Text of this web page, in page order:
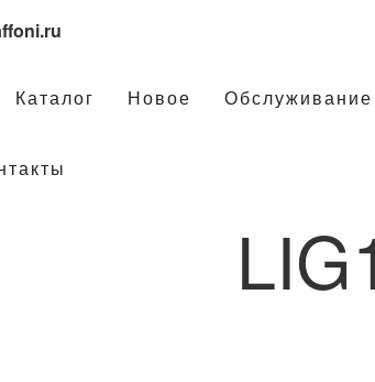
Каталог Новое Обслуживание